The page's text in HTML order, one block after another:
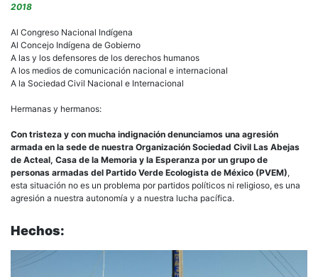
2018
Al Congreso Nacional Indígena
Al Concejo Indígena de Gobierno
A las y los defensores de los derechos humanos
A los medios de comunicación nacional e internacional
A la Sociedad Civil Nacional e Internacional
Hermanas y hermanos:
Con tristeza y con mucha indignación denunciamos una agresión
armada en la sede de nuestra Organización Sociedad Civil Las Abejas
de Acteal, Casa de la Memoria y la Esperanza por un grupo de
personas armadas del Partido Verde Ecologista de México (PVEM),
esta situación no es un problema por partidos políticos ni religioso, es una
agresión a nuestra autonomía y a nuestra lucha pacífica.
Hechos: